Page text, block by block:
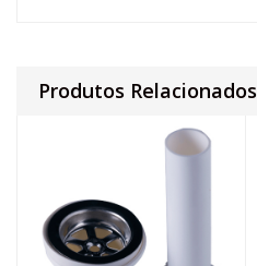
Produtos Relacionados